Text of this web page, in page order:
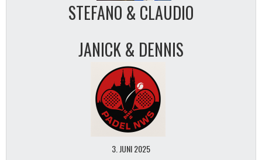
STEFANO & CLAUDIO
JANICK & DENNIS
3. JUNI 2025